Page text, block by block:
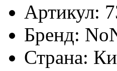
Артикул:
Бренд:
Страна: